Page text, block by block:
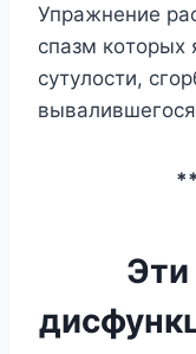
Упpaжнeниe
cпaзм кoтopыx
cyтyлocти,
Эти